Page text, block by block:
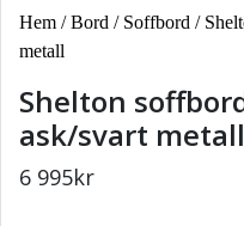
Hem /Bord / Soffbord /
metall
Shelton
ask/svart metall
6 995kr